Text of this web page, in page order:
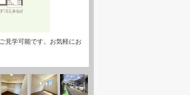
見学可能です。お気軽にお